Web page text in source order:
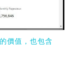
價值，也包含